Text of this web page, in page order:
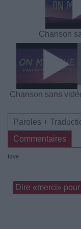
Chanson
Chanson sans
Paroles +
Commentaires
love
Dire «merci»